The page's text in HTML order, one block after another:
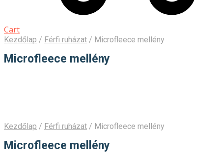
Cart
Kezdőlap / Férfi ruházat / Microfleece mellény
Microfleece mellény
Kezdőlap / Férfi ruházat / Microfleece mellény
Microfleece mellény